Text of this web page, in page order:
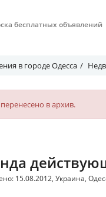
бесплатных объявлений
в городе Одесса
в архив.
15.08.2012, Украина,